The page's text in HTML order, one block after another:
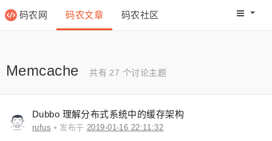
码农网 码农文章 码农社区 码农网
Memcache 共有 27 个讨论主题
Dubbo 理解分布式系统中的缓存架构
rufus • 发布于2019-01-16 22:11:32